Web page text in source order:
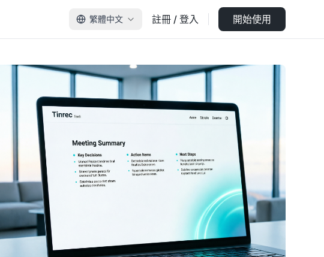
繁體中文 註冊 / 登入 開始使用